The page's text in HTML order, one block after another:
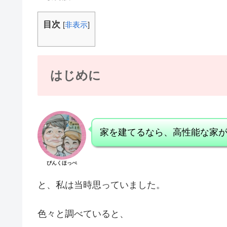
目次 [非表示]
はじめに
ぴんくほっぺ
家を建てるなら、高性能な家
と、私は当時思っていました。
色々と調べていると、